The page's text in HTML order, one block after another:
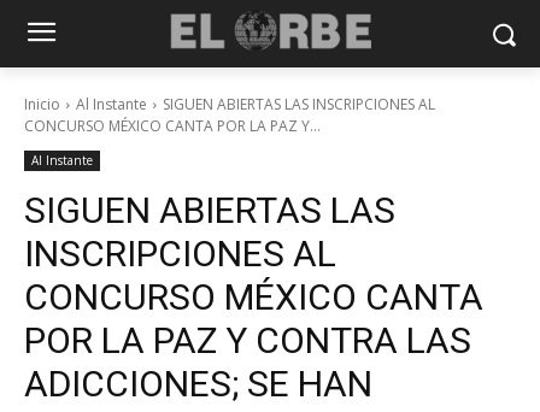
Inicio Al Instante
SIGUEN ABIERTAS LAS INSCRIPCIONES AL
CONCURSO MÉXICO CANTA POR LA PAZ Y...
Al Instante
SIGUEN ABIERTAS LAS
INSCRIPCIONES AL
CONCURSO MÉXICO CANTA
POR LA PAZ Y CONTRA LAS
ADICCIONES; SE HAN